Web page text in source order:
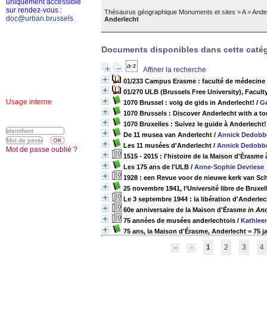
Thésaurus géographique Monuments et sites >A>
Anderlecht
Documents disponibles dans cette
Affiner la recherche
01/233 Campus Erasme : faculté de
01/270 ULB (Brussels Free University),
1070 Brussel : volg de gids in Anderlecht! /
1070 Brussels : Discover Anderlecht with a
1070 Bruxelles : Suivez le guide à Anderlecht!
De 11 musea van Anderlecht / Annick
Les 11 musées d'Anderlecht / Annick
1515 - 2015 : l'histoire de la Maison d'Érasme
Les 175 ans de l'ULB / Anne-Sophie Devriese
1928 : een Revue voor de nieuwe kerk van
25 novembre 1941, l’Université libre de
Le 3 septembre 1944 : la libération
60e anniversaire de la Maison d'Érasme in
75 années de musées anderlechtois /
75 ans, la Maison d'Érasme, Anderlecht = 75
1 2 3 4
uniquement accessible
sur rendez-vous :
doc@urban.brussels
Usage interne
Mot de passe oublié ?